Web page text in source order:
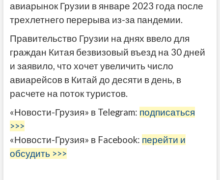
авиарынок Грузии в январе 2023 года после
трехлетнего перерыва из-за пандемии.
Правительство Грузии на днях ввело для
граждан Китая безвизовый въезд на 30 дней
и заявило, что хочет увеличить число
авиарейсов в Китай до десяти в день, в
расчете на поток туристов.
«Новости-Грузия» в Telegram: подписаться
>>>
«Новости-Грузия» в Facebook: перейти и
обсудить >>>